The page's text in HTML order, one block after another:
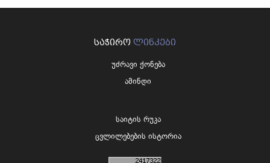
ᲡᲐᲭᲘᲠᲝ ᲚᲘᲜᲙᲔᲑᲘ
უძრავი ქონება
ამინდი
საიტის რუკა
ცვლილებების ისტორია